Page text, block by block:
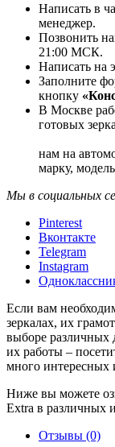
Написать в
менеджер.
Позвонить
21:00 МСК.
Написать на
Заполните
кнопку
В Москве
нам на
марку,
Мы в социальных
Pinterest
Вконтакте
Telegram
Instagram
Если вам
зеркалах, их
выборе
их работы –
много интересных
Ниже вы можете
Extra в различных
Отзывы (0)